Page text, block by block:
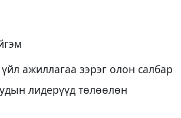
ажиллагаа зэрэг олон салбар
лидерүүд төлөөлөн